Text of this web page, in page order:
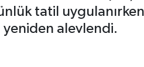
tatil
yeniden alevlendi.